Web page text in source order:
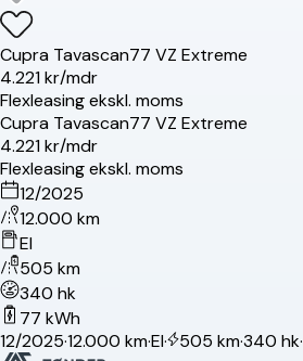
Cupra Tavascan77 VZ Extreme
4.221 kr/mdr
Flexleasing ekskl. moms
Cupra Tavascan77 VZ Extreme
4.221 kr/mdr
Flexleasing ekskl. moms
12/2025
12.000 km
El
505 km
340 hk
77 kWh
12/2025·12.000 km·El· 505 km·340 hk·